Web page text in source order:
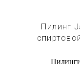
Пилинг